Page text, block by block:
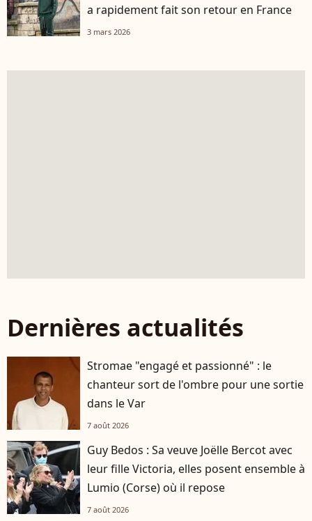
a rapidement fait son retour en France
3 mars 2026
Dernières actualités
Stromae "engagé et passionné" : le
chanteur sort de l'ombre pour une sortie
dans le Var
7 août 2026
Guy Bedos : Sa veuve Joëlle Bercot avec
leur fille Victoria, elles posent ensemble à
Lumio (Corse) où il repose
7 août 2026